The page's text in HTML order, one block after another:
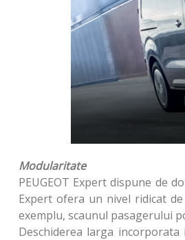
Modularitate
PEUGEOT Expert dispune de
Expert ofera un nivel ridicat
exemplu, scaunul pasagerului
Deschiderea larga